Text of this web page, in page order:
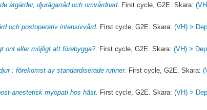
åtgärder, djurägarråd och omvårdnad. First cycle, G2E. Skara:
och postoperativ intensivvård. First cycle, G2E. Skara:(VH) >
ont eller möjligt att förebygga?. First cycle, G2E. Skara:(VH) >
: förekomst av standardiserade rutiner. First cycle, G2E. Skara:
anestetisk myopati hos häst. First cycle, G2E. Skara:(VH) >